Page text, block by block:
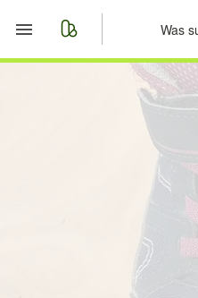
Anzeige aufgeben